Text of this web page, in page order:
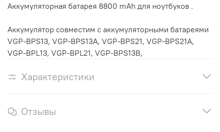
Аккумуляторная батарея 8800 mAh для ноутбуков .
Аккумулятор cовместим с аккумуляторными батареями
VGP-BPS13, VGP-BPS13A, VGP-BPS21, VGP-BPS21A,
VGP-BPL13, VGP-BPL21, VGP-BPS13B,
Характеристики
Отзывы